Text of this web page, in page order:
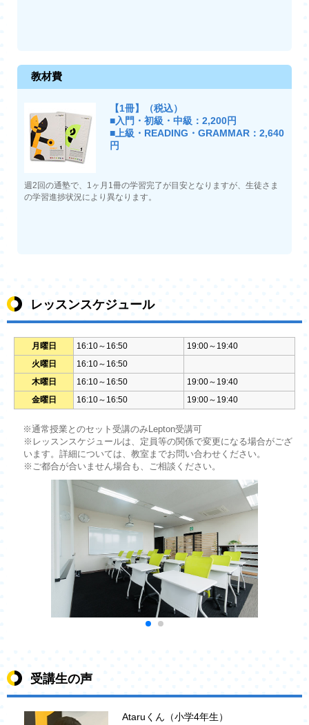
教材費
【1冊】（税込）
■入門・初級・中級：2,200円
■上級・READING・GRAMMAR：2,640
円
週2回の通塾で、1ヶ月1冊の学習完了が目安となりますが、生徒さま
の学習進捗状況により異なります。
レッスンスケジュール
月曜日 16:10～16:50
19:00～19:40
火曜日
16:10～16:50
木曜日
16:10～16:50
19:00～19:40
金曜日
16:10～16:50 19:00～19:40
※通常授業とのセット受講のみLepton受講可
※レッスンスケジュールは、定員等の関係で変更になる場合がござ
います。詳細については、教室までお問い合わせください。
※ご都合が合いません場合も、ご相談ください。
受講生の声
Ataruくん（小学4年生）